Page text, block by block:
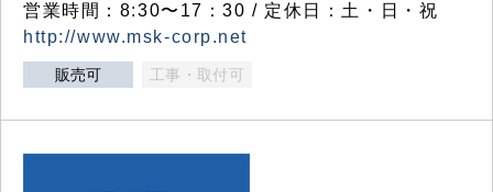
営業時間：8:30〜17：30 / 定休日：土・日・祝
http://www.msk-corp.net
販売可 工事・取付可